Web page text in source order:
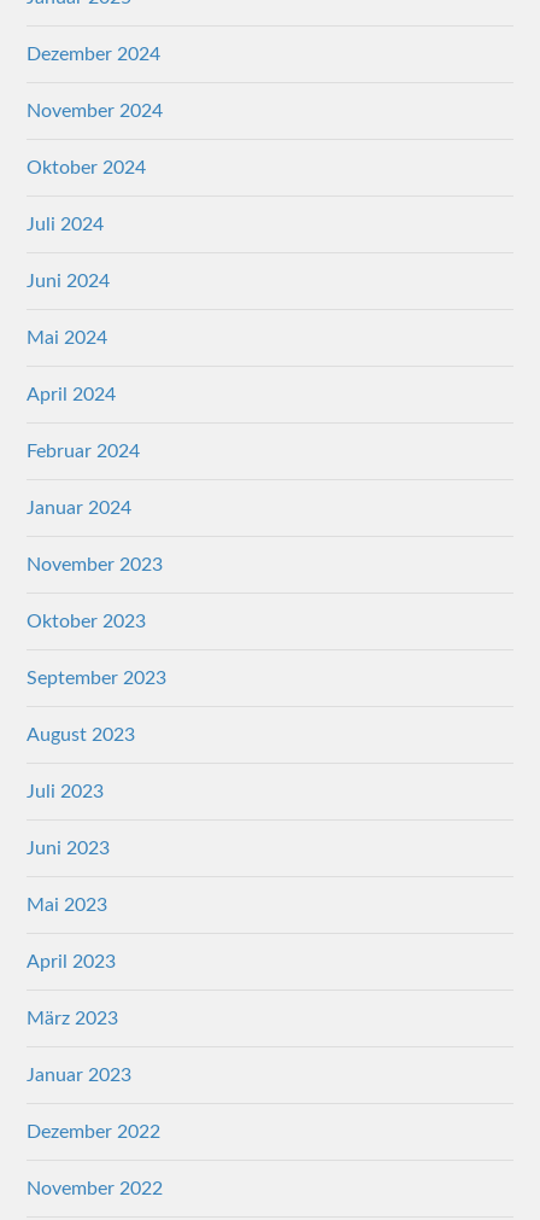
Dezember 2024
November 2024
Oktober 2024
Juli 2024
Juni 2024
Mai 2024
April 2024
Februar 2024
Januar 2024
November 2023
Oktober 2023
September 2023
August 2023
Juli 2023
Juni 2023
Mai 2023
April 2023
März 2023
Januar 2023
Dezember 2022
November 2022